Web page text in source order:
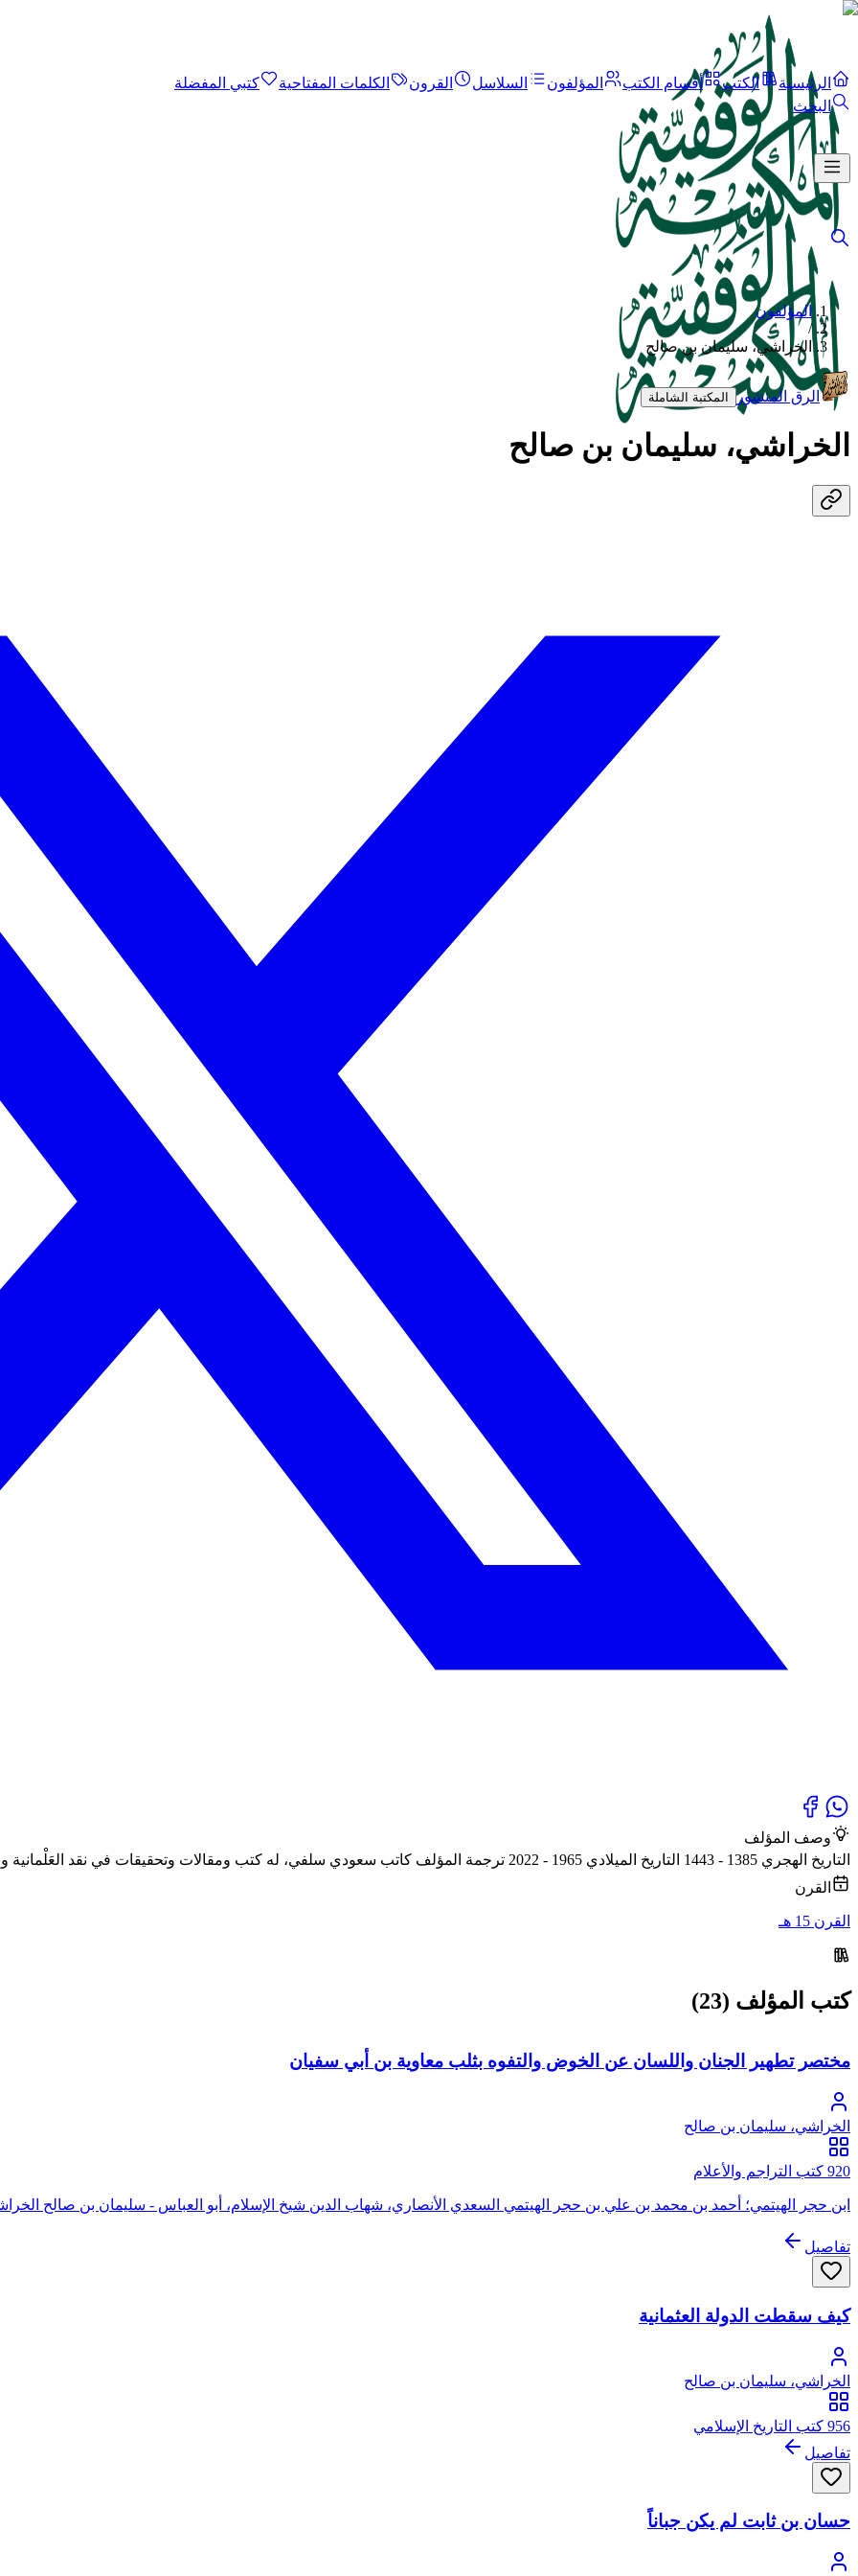
الرئيسية الكتب أقسام الكتب المؤلفون السلاسل القرون الكلمات المفتاحية
كتبي المفضلة
البحث
المؤلفون
/
الخراشي، سليمان بن صالح
الرق المنشور المكتبة الشاملة
الخراشي، سليمان بن صالح
وصف المؤلف
التاريخ الهجري 1385 - 1443 التاريخ الميلادي 1965 - 2022 ترجمة المؤلف كاتب سعودي سلفي، له كتب ومقالات وتحقيقات في نقد العَلْمانية والصوفية، والإخوان المسلمين
القرن
القرن 15 هـ
كتب المؤلف (23)
مختصر تطهير الجنان واللسان عن الخوض والتفوه بثلب معاوية بن أبي سفيان
الخراشي، سليمان بن صالح
920 كتب التراجم والأعلام
ابن حجر الهيتمي؛ أحمد بن محمد بن علي بن حجر الهيتمي السعدي الأنصاري، شهاب الدين شيخ الإسلام، أبو العباس - سليمان بن صالح
تفاصيل
كيف سقطت الدولة العثمانية
الخراشي، سليمان بن صالح
956 كتب التاريخ الإسلامي
تفاصيل
حسان بن ثابت لم يكن جباناً